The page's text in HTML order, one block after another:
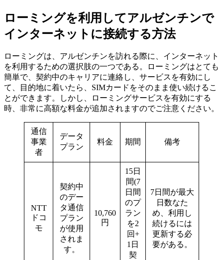
ローミングを利用してアルゼンチンで
インターネットに接続する方法
ローミングは、アルゼンチンを訪れる際に、インターネット
を利用するための選択肢の一つである。ローミングはとても
簡単で、契約中のキャリアに連絡し、サービスを有効にし
て、目的地に着いたら、SIMカードをそのまま使い続けるこ
とができます。しかし、ローミングサービスを有効にする
時、非常に高額な料金が追加されますのでご注意ください。
通信
事業
者
データ
プラン
料金 期間 備考
NTT
ドコ
モ
契約中
のデー
タ通信
プラン
が使用
されま
す。
10,760
円
15日
間(7
日間
のプ
ラン
を2
回+
1日
契
7日間が最大
日数なた
め、利用し
続けるには
更新する必
要がある。